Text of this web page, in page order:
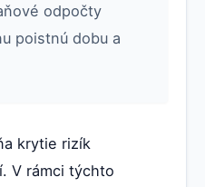
odpočty
poistnú dobu a
krytie rizík
V rámci týchto